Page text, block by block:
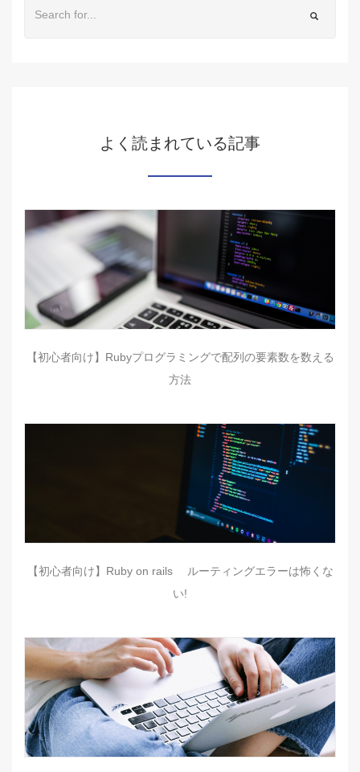
よく読まれている記事
【初心者向け】Rubyプログラミングで配列の要素数を数える
方法
【初心者向け】Ruby on rails ルーティングエラーは怖くな
い!